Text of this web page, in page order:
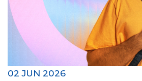
02 JUN 2026